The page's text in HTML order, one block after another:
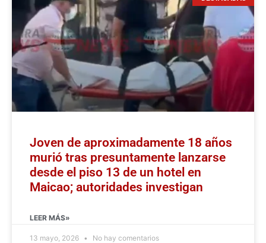
Joven de aproximadamente 18 años
murió tras presuntamente lanzarse
desde el piso 13 de un hotel en
Maicao; autoridades investigan
LEER MÁS»
13 mayo, 2026 No hay comentarios